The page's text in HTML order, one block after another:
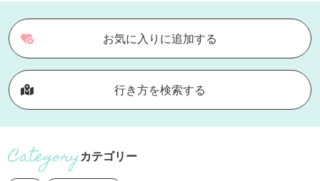
お気に入りに追加する
行き方を検索する
カテゴリー